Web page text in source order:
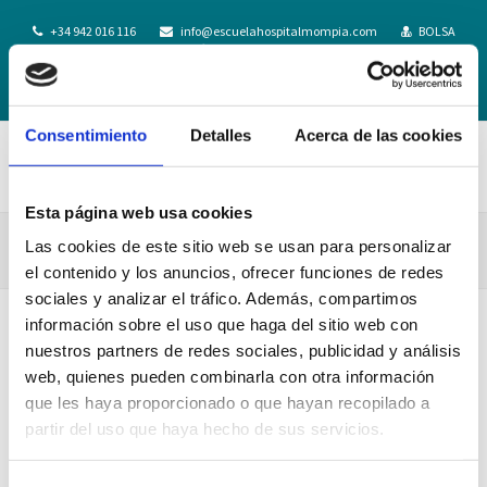
Consentimiento Detalles Acerca de las cookies
Esta página web usa cookies
Las cookies de este sitio web se usan para personalizar
el contenido y los anuncios, ofrecer funciones de redes
sociales y analizar el tráfico. Además, compartimos
información sobre el uso que haga del sitio web con
nuestros partners de redes sociales, publicidad y análisis
web, quienes pueden combinarla con otra información
que les haya proporcionado o que hayan recopilado a
partir del uso que haya hecho de sus servicios.
+34 942 016 116 info@escuelahospitalmompia.com
BOLSA
DE EMPLEO
ACCEDE AL CAMPUS VIRTUAL
ESCUELA IGUALATORIO-9